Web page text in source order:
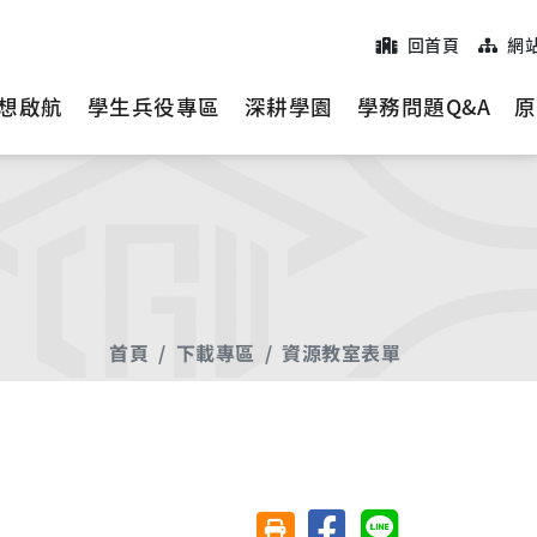
回首頁 網
啟航 學生兵役專區 深耕學園 學務問題Q&A
首頁 下載專區 資源教室表單
友善列印(另開視窗)
分享至臉書分享至 Line